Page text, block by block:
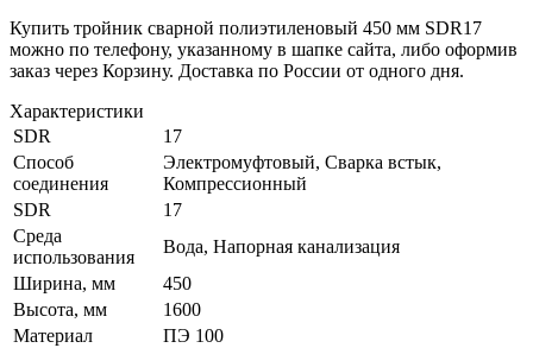
Купить тройник сварной полиэтиленовый 450 мм SDR17
можно по телефону, указанному в шапке сайта, либо оформив
заказ через Корзину. Доставка по России от одного дня.
Характеристики
SDR
17
Способ
соединения
Электромуфтовый, Сварка встык,
Компрессионный
SDR
17
Среда
использования
Вода, Напорная канализация
Ширина, мм
450
Высота, мм
1600
Материал
ПЭ 100